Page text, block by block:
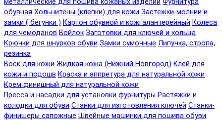
обувная Хольнитены (клепки) для кожи Застежки-молнии и
замки ( бегунки ) Картон обувной и кожгалантерейный Колеса
для чемоданов Войлок Заготовки для ключей и кольца
Крючки для шнурков обуви Замки сумочные Липучка, стропа,
резинка
Воск для кожи Жидкая кожа (Нижний Новгород) Клей для
кожи и подошв Краска и аппретура для натуральной кожи
Крем финишный для натуральной кожи
Пресса и насадки для установки фурнитуры Растяжки и
колодки для обуви Станки для изготовления ключей Станки-
финишеры сапожные Швейные машинки для пошива обуви